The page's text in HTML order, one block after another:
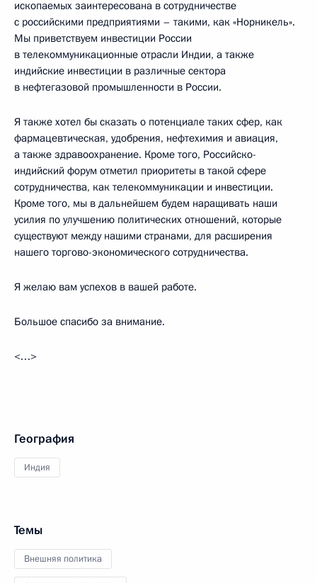
ископаемых заинтересована в сотрудничестве
с российскими предприятиями – такими, как «Норникель».
Мы приветствуем инвестиции России
в телекоммуникационные отрасли Индии, а также
индийские инвестиции в различные сектора
в нефтегазовой промышленности в России.
Я также хотел бы сказать о потенциале таких сфер, как
фармацевтическая, удобрения, нефтехимия и авиация,
а также здравоохранение. Кроме того, Российско-
индийский форум отметил приоритеты в такой сфере
сотрудничества, как телекоммуникации и инвестиции.
Кроме того, мы в дальнейшем будем наращивать наши
усилия по улучшению политических отношений, которые
существуют между нашими странами, для расширения
нашего торгово-экономического сотрудничества.
Я желаю вам успехов в вашей работе.
Большое спасибо за внимание.
<…>
География
Индия
Темы
Внешняя политика